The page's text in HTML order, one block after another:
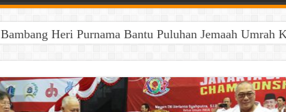
Bambang Heri Purnama Bantu Puluhan Jemaah Umrah